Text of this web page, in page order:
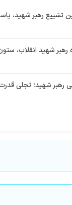
تشییع رهبر شهید،
رهبر شهید انقلاب،
رهبر شهید؛ تجلی